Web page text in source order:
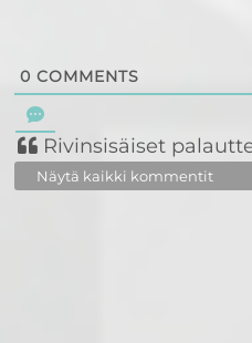
0 COMMENTS
Rivinsisäiset
Näytä kaikki kommentit